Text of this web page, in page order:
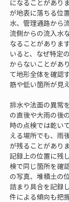
になることがあり
が地表に落ちる位
水、管理通路から
流側からの流入水
なることがありま
いると、なぜ特定
からないことがあ
て地形全体を確認
筋や低い箇所が見
排水や法面の異常
の直後や大雨の後
時の点検では乾い
える場所でも、雨
が残ることがあり
記録上の位置に残
検で同じ箇所を確
の写真、堆積土の
詰まり具合を記録
件による傾向も把